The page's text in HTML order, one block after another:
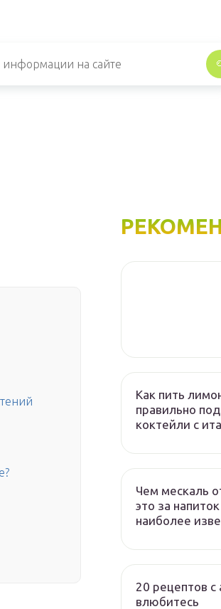
Как пить
правильно
коктейли с
Чем мескаль
это за
наиболее
20 рецептов с
влюбитесь